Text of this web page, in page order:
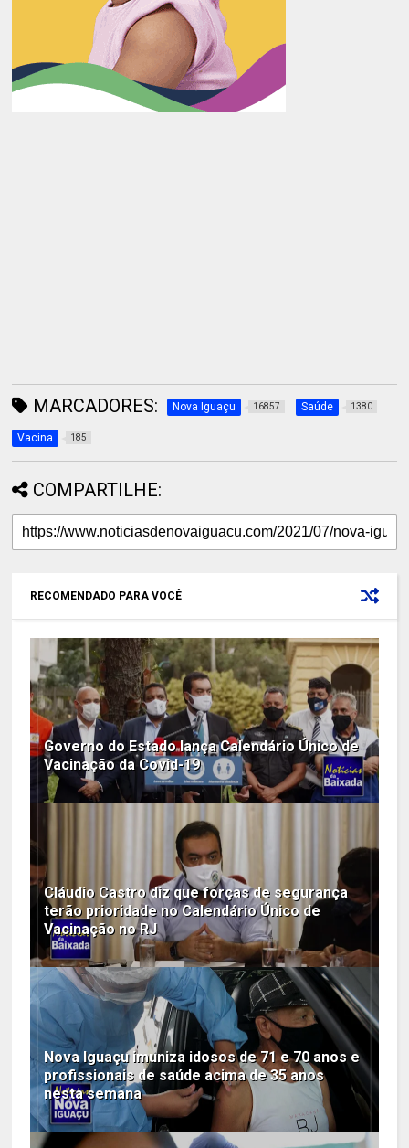
MARCADORES: Nova Iguaçu 16857 Saúde 1380
Vacina 185
COMPARTILHE:
RECOMENDADO PARA VOCÊ
Governo do Estado lança Calendário Único de
Vacinação da Covid-19
Cláudio Castro diz que forças de segurança
terão prioridade no Calendário Único de
Vacinação no RJ
Nova Iguaçu imuniza idosos de 71 e 70 anos e
profissionais de saúde acima de 35 anos
nesta semana